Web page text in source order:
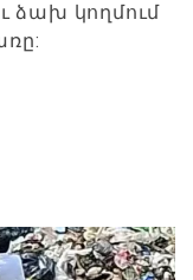
ձախ կողմում